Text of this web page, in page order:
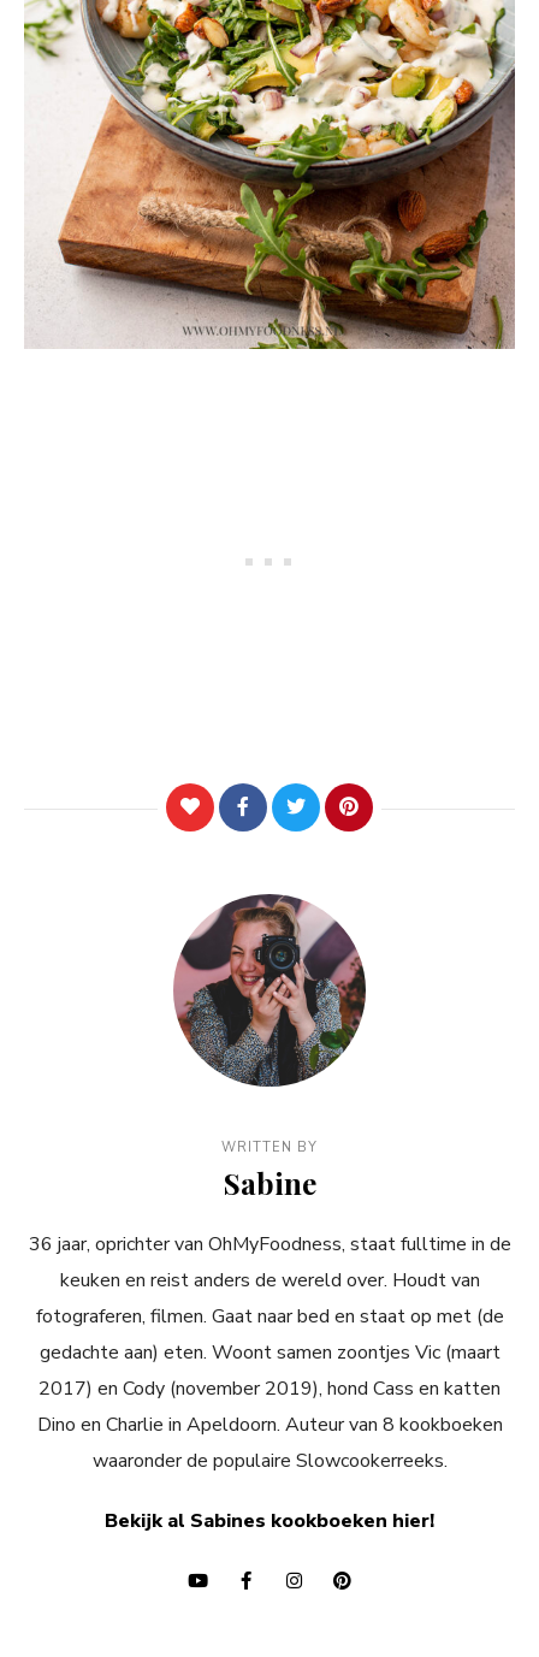
WRITTEN BY
Sabine
36 jaar, oprichter van OhMyFoodness, staat fulltime in de
keuken en reist anders de wereld over. Houdt van
fotograferen, filmen. Gaat naar bed en staat op met (de
gedachte aan) eten. Woont samen zoontjes Vic (maart
2017) en Cody (november 2019), hond Cass en katten
Dino en Charlie in Apeldoorn. Auteur van 8 kookboeken
waaronder de populaire Slowcookerreeks.
Bekijk al Sabines kookboeken hier!